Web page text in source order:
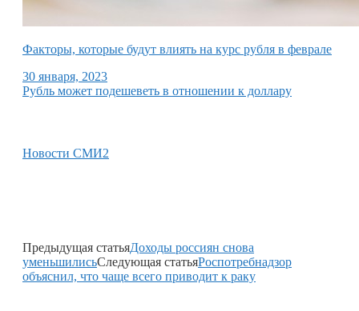
Факторы, которые будут влиять на курс рубля в феврале
30 января, 2023
Рубль может подешеветь в отношении к доллару
Новости СМИ2
Предыдущая статьяДоходы россиян снова
уменьшилисьСледующая статьяРоспотребнадзор
объяснил, что чаще всего приводит к раку